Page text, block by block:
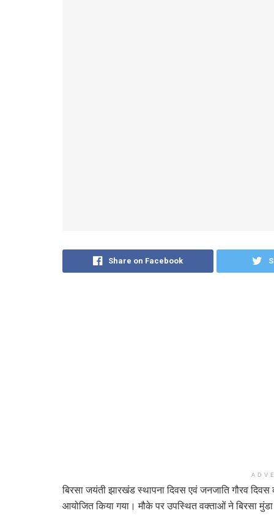
Share on Facebook
बिरसा जयंती झारखंड स्थापना दिवस एवं जनजाति गौरव दिवस
आयोजित किया गया। मौके पर उपस्थित वक्ताओं ने बिरसा